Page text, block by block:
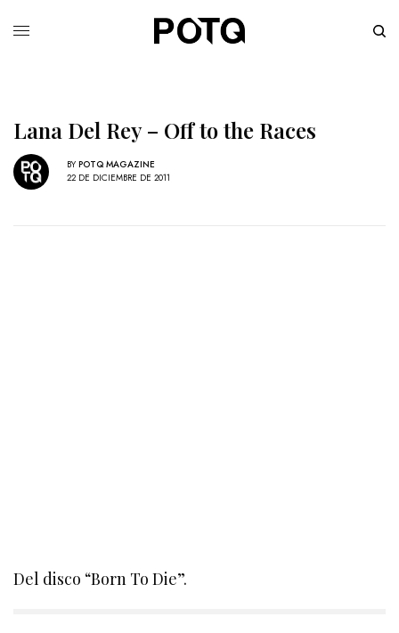
Lana Del Rey – Off to the Races
BY POTQ MAGAZINE
22 DE DICIEMBRE DE 2011
Del disco “Born To Die”.